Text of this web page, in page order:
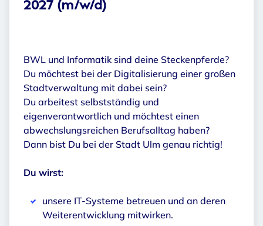
2027 (m/w/d)
BWL und Informatik sind deine Steckenpferde?
Du möchtest bei der Digitalisierung einer großen
Stadtverwaltung mit dabei sein?
Du arbeitest selbstständig und
eigenverantwortlich und möchtest einen
abwechslungsreichen Berufsalltag haben?
Dann bist Du bei der Stadt Ulm genau richtig!
Du wirst:
unsere IT-Systeme betreuen und an deren
Weiterentwicklung mitwirken.